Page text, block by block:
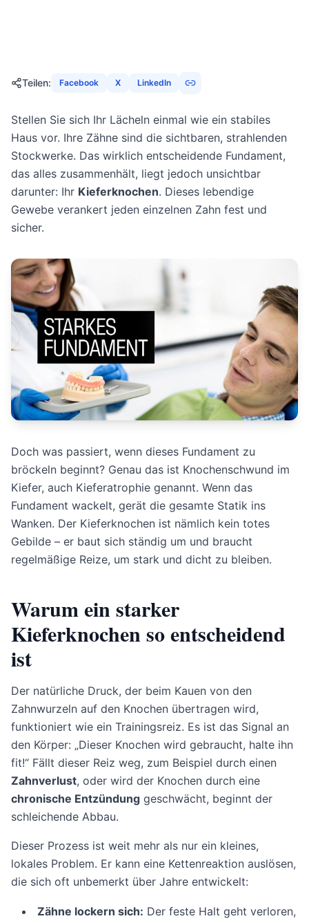
Teilen: Facebook X LinkedIn
Stellen Sie sich Ihr Lächeln einmal wie ein stabiles
Haus vor. Ihre Zähne sind die sichtbaren, strahlenden
Stockwerke. Das wirklich entscheidende Fundament,
das alles zusammenhält, liegt jedoch unsichtbar
darunter: Ihr Kieferknochen. Dieses lebendige
Gewebe verankert jeden einzelnen Zahn fest und
sicher.
Doch was passiert, wenn dieses Fundament zu
bröckeln beginnt? Genau das ist Knochenschwund im
Kiefer, auch Kieferatrophie genannt. Wenn das
Fundament wackelt, gerät die gesamte Statik ins
Wanken. Der Kieferknochen ist nämlich kein totes
Gebilde – er baut sich ständig um und braucht
regelmäßige Reize, um stark und dicht zu bleiben.
Warum ein starker
Kieferknochen so entscheidend
ist
Der natürliche Druck, der beim Kauen von den
Zahnwurzeln auf den Knochen übertragen wird,
funktioniert wie ein Trainingsreiz. Es ist das Signal an
den Körper: „Dieser Knochen wird gebraucht, halte ihn
fit!“ Fällt dieser Reiz weg, zum Beispiel durch einen
Zahnverlust, oder wird der Knochen durch eine
chronische Entzündung geschwächt, beginnt der
schleichende Abbau.
Dieser Prozess ist weit mehr als nur ein kleines,
lokales Problem. Er kann eine Kettenreaktion auslösen,
die sich oft unbemerkt über Jahre entwickelt:
Zähne lockern sich: Der feste Halt geht verloren,